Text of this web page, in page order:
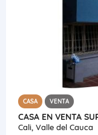
CASA VENTA
Cali, Valle del Cauca